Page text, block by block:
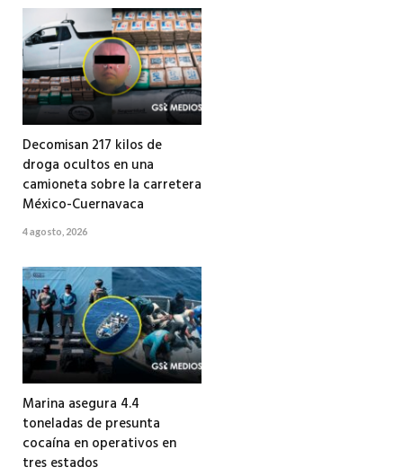
Decomisan 217 kilos de
droga ocultos en una
camioneta sobre la carretera
México-Cuernavaca
4 agosto, 2026
Marina asegura 4.4
toneladas de presunta
cocaína en operativos en
tres estados